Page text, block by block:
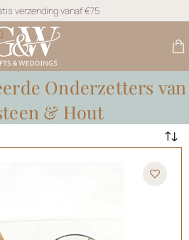
Snel geleverd
personalisatie
Gepersonaliseerde Onderzetters
Onderzetters van
& Hout